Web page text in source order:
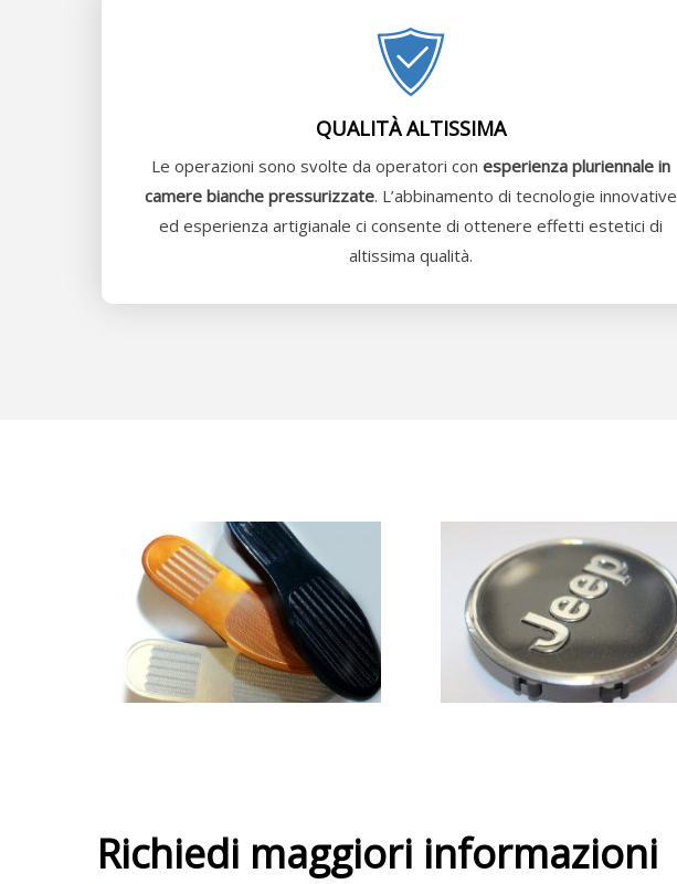
QUALITÀ ALTISSIMA
Le operazioni sono svolte da operatori con esperienza pluriennale in
camere bianche pressurizzate. L’abbinamento di tecnologie innovative
ed esperienza artigianale ci consente di ottenere effetti estetici di
altissima qualità.
Richiedi maggiori informazioni